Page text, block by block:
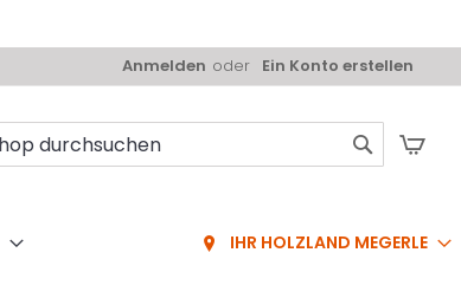
Anmelden Ein Konto erstellen
IHR HOLZLAND MEGERLE